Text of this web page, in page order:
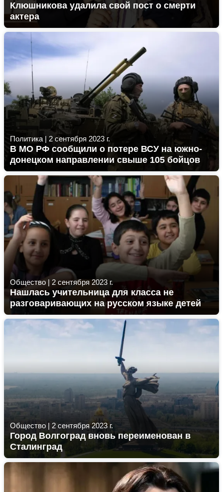
Клюшникова удалила свой пост о смерти
актера
Политика | 2 сентября 2023 г.
В МО РФ сообщили о потере ВСУ на южно-
донецком направлении свыше 105 бойцов
Общество | 2 сентября 2023 г.
Нашлась учительница для класса не
разговаривающих на русском языке детей
Общество | 2 сентября 2023 г.
Город Волгоград вновь переименован в
Сталинград